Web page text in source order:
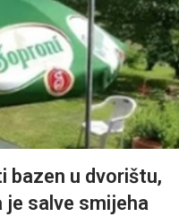
bazen u dvorištu,
salve smijeha